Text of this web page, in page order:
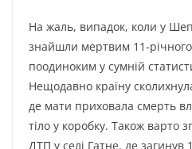
На жаль, випадок, коли у
знайшли мертвим 11-
поодиноким у сумній
Нещодавно країну
де мати приховала смерть
тіло у коробку. Також варто
ДТП у селі Гатне, де